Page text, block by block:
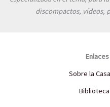
discompactos, vídeos,
Sobre la